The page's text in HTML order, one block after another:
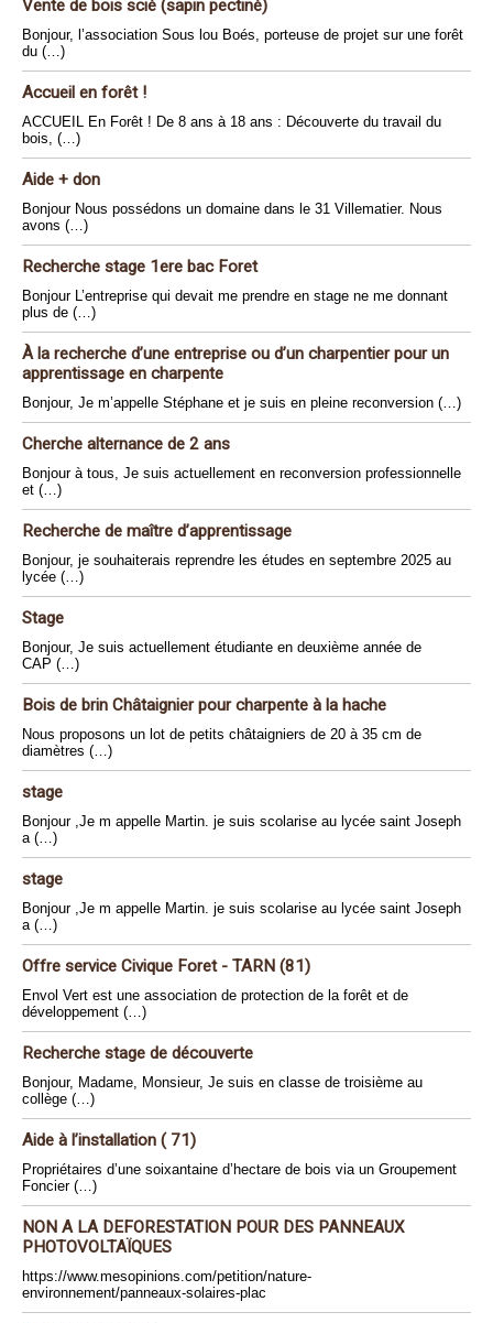
Vente de bois scié (sapin pectiné)
Bonjour, l’association Sous lou Boés, porteuse de projet sur une forêt
du (…)
Accueil en forêt !
ACCUEIL En Forêt ! De 8 ans à 18 ans : Découverte du travail du
bois, (…)
Aide + don
Bonjour Nous possédons un domaine dans le 31 Villematier. Nous
avons (…)
Recherche stage 1ere bac Foret
Bonjour L’entreprise qui devait me prendre en stage ne me donnant
plus de (…)
À la recherche d’une entreprise ou d’un charpentier pour un
apprentissage en charpente
Bonjour, Je m’appelle Stéphane et je suis en pleine reconversion (…)
Cherche alternance de 2 ans
Bonjour à tous, Je suis actuellement en reconversion professionnelle
et (…)
Recherche de maître d’apprentissage
Bonjour, je souhaiterais reprendre les études en septembre 2025 au
lycée (…)
Stage
Bonjour, Je suis actuellement étudiante en deuxième année de
CAP (…)
Bois de brin Châtaignier pour charpente à la hache
Nous proposons un lot de petits châtaigniers de 20 à 35 cm de
diamètres (…)
stage
Bonjour ,Je m appelle Martin. je suis scolarise au lycée saint Joseph
a (…)
stage
Bonjour ,Je m appelle Martin. je suis scolarise au lycée saint Joseph
a (…)
Offre service Civique Foret - TARN (81)
Envol Vert est une association de protection de la forêt et de
développement (…)
Recherche stage de découverte
Bonjour, Madame, Monsieur, Je suis en classe de troisième au
collège (…)
Aide à l’installation ( 71)
Propriétaires d’une soixantaine d’hectare de bois via un Groupement
Foncier (…)
NON A LA DEFORESTATION POUR DES PANNEAUX
PHOTOVOLTAÏQUES
https://www.mesopinions.com/petition/nature-
environnement/panneaux-solaires-plac